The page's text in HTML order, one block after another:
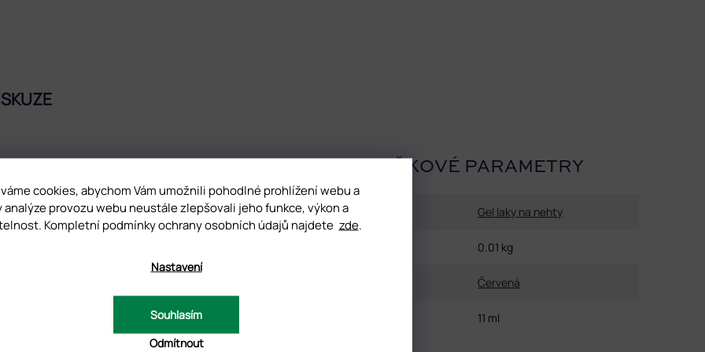
cookies, abychom Vám umožnili pohodlné prohlížení webu a
analýze provozu webu neustále zlepšovali jeho funkce, výkon a
Kompletní podmínky ochrany osobních údajů najdete zde.
Nastavení
Odmítnout
Souhlasím
je samovyrovnávací a rozpustný v acetonu. Skvěle přilne
Při správné aplikaci až 4 týdny.
který se vyznačuje velkou pružností.
DOPLŇKOVÉ PARAMETRY
Gel laky na nehty
0.01 kg
Červená
11 ml